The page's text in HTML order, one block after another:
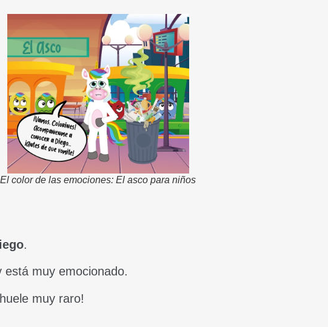
El color de las emociones: El asco para niños
.
muy emocionado.
muy raro!